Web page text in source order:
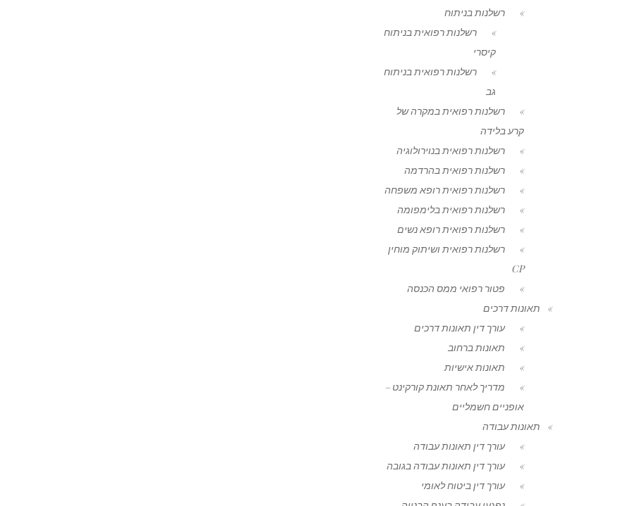
רשלנות בניתוח
רשלנות רפואית בניתוח
קיסרי
רשלנות רפואית בניתוח
גב
רשלנות רפואית במקרה של
קרע בלידה
רשלנות רפואית בנוירולוגיה
רשלנות רפואית בהרדמה
רשלנות רפואית רופא משפחה
רשלנות רפואית בלימפומה
רשלנות רפואית רופא נשים
רשלנות רפואית ושיתוק מוחין
CP
פטור רפואי ממס הכנסה
תאונות דרכים
עורך דין תאונות דרכים
תאונות ברחוב
תאונות אישיות
מדריך לאחר תאונת קורקינט –
אופניים חשמליים
תאונות עבודה
עורך דין תאונות עבודה
עורך דין תאונות עבודה בגובה
עורך דין ביטוח לאומי